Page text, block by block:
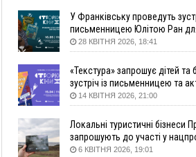
16:20
У Франківську дружина загиблого
створила організацію «КОД 7'Я»,
підтримувати військових та їхні
комплекс автоматичної фіксації
15:29
Війна забрала життя трьох воїнів з
Прикарпаття
15:00
На Закарпатті викрили масштабну
незаконного виключення
військовозобов’язаних з обліку
У Франківську проведуть
письменницею Юлітою Ран
говоритимуть про серію книг
28 КВІТНЯ 2026, 18:41
«Текстура» запрошує дітей та
зустріч із письменницею та
Анною Повх
14 КВІТНЯ 2026, 21:00
Локальні туристичні бізнеси
запрошують до участі у
«Подорож до себе»
6 КВІТНЯ 2026, 19:01